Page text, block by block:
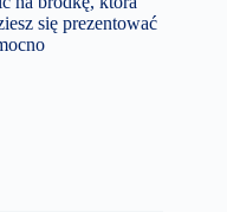
się prezentować